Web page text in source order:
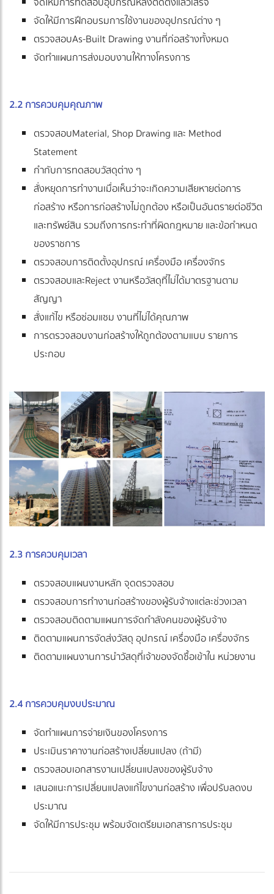
จัดให้มีการฝึกอบรมการใช้งานของอุปกรณ์ต่าง ๆ
ตรวจสอบAs-Built Drawing งานที่ก่อสร้างทั้งหมด
จัดทำแผนการส่งมอบงานให้ทางโครงการ
2.2 การควบคุมคุณภาพ
ตรวจสอบMaterial, Shop Drawing และ Method
Statement
กำกับการทดสอบวัสดุต่าง ๆ
สั่งหยุดการทำงานเมื่อเห็นว่าจะเกิดความเสียหายต่อการ
ก่อสร้าง หรือการก่อสร้างไม่ถูกต้อง หรือเป็นอันตรายต่อชีวิต
และทรัพย์สิน รวมถึงการกระทำที่ผิดกฎหมาย และข้อกำหนด
ของราชการ
ตรวจสอบการติดตั้งอุปกรณ์ เครื่องมือ เครื่องจักร
ตรวจสอบและReject งานหรือวัสดุที่ไม่ได้มาตรฐานตาม
สัญญา
สั่งแก้ไข หรือซ่อมแซม งานที่ไม่ได้คุณภาพ
การตรวจสอบงานก่อสร้างให้ถูกต้องตามแบบ รายการ
ประกอบ
2.3 การควบคุมเวลา
ตรวจสอบแผนงานหลัก จุดตรวจสอบ
ตรวจสอบการทำงานก่อสร้างของผู้รับจ้างแต่ละช่วงเวลา
ตรวจสอบติดตามแผนการจัดกำลังคนของผู้รับจ้าง
ติดตามแผนการจัดส่งวัสดุ อุปกรณ์ เครื่องมือ เครื่องจักร
ติดตามแผนงานการนำวัสดุที่เจ้าของจัดซื้อเข้าใน หน่วยงาน
2.4 การควบคุมงบประมาณ
จัดทำแผนการจ่ายเงินของโครงการ
ประเมินราคางานก่อสร้างเปลี่ยนแปลง (ถ้ามี)
ตรวจสอบเอกสารงานเปลี่ยนแปลงของผู้รับจ้าง
เสนอแนะการเปลี่ยนแปลงแก้ไขงานก่อสร้าง เพื่อปรับลดงบ
ประมาณ
จัดให้มีการประชุม พร้อมจัดเตรียมเอกสารการประชุม